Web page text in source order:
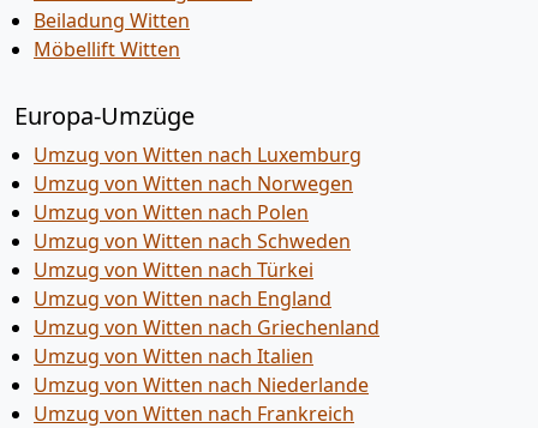
Beiladung Witten
Möbellift Witten
Europa-Umzüge
Umzug von Witten nach Luxemburg
Umzug von Witten nach Norwegen
Umzug von Witten nach Polen
Umzug von Witten nach Schweden
Umzug von Witten nach Türkei
Umzug von Witten nach England
Umzug von Witten nach Griechenland
Umzug von Witten nach Italien
Umzug von Witten nach Niederlande
Umzug von Witten nach Frankreich